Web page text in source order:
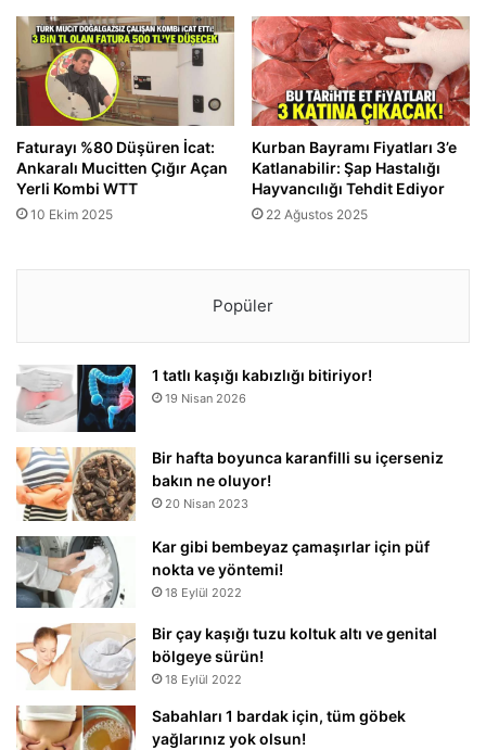
Faturayı %80 Düşüren İcat:
Ankaralı Mucitten Çığır Açan
Yerli Kombi WTT
10 Ekim 2025
Kurban Bayramı Fiyatları 3’e
Katlanabilir: Şap Hastalığı
Hayvancılığı Tehdit Ediyor
22 Ağustos 2025
Popüler
1 tatlı kaşığı kabızlığı bitiriyor!
19 Nisan 2026
Bir hafta boyunca karanfilli su içerseniz
bakın ne oluyor!
20 Nisan 2023
Kar gibi bembeyaz çamaşırlar için püf
nokta ve yöntemi!
18 Eylül 2022
Bir çay kaşığı tuzu koltuk altı ve genital
bölgeye sürün!
18 Eylül 2022
Sabahları 1 bardak için, tüm göbek
yağlarınız yok olsun!